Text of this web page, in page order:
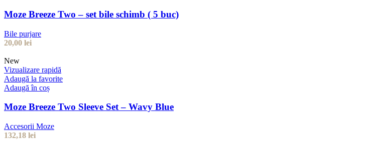
Moze Breeze Two – set bile schimb ( 5 buc)
Bile purjare
20,00 lei
New
Vizualizare rapidă
Adaugă la favorite
Adaugă în coș
Moze Breeze Two Sleeve Set – Wavy Blue
Accesorii Moze
132,18 lei